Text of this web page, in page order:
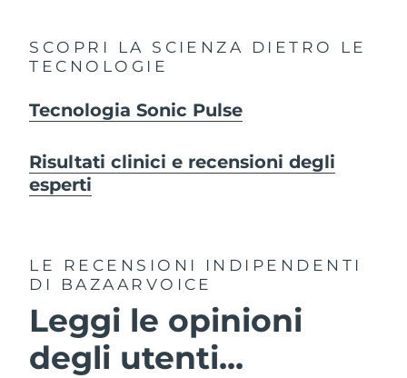
SCOPRI LA SCIENZA DIETRO LE
TECNOLOGIE
Tecnologia Sonic Pulse
Risultati clinici e recensioni degli
esperti
LE RECENSIONI INDIPENDENTI
DI BAZAARVOICE
Leggi le opinioni
degli utenti...